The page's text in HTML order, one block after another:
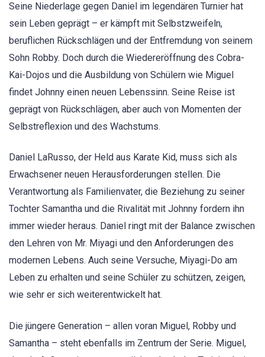
Seine Niederlage gegen Daniel im legendären Turnier hat
sein Leben geprägt – er kämpft mit Selbstzweifeln,
beruflichen Rückschlägen und der Entfremdung von seinem
Sohn Robby. Doch durch die Wiedereröffnung des Cobra-
Kai-Dojos und die Ausbildung von Schülern wie Miguel
findet Johnny einen neuen Lebenssinn. Seine Reise ist
geprägt von Rückschlägen, aber auch von Momenten der
Selbstreflexion und des Wachstums.
Daniel LaRusso, der Held aus Karate Kid, muss sich als
Erwachsener neuen Herausforderungen stellen. Die
Verantwortung als Familienvater, die Beziehung zu seiner
Tochter Samantha und die Rivalität mit Johnny fordern ihn
immer wieder heraus. Daniel ringt mit der Balance zwischen
den Lehren von Mr. Miyagi und den Anforderungen des
modernen Lebens. Auch seine Versuche, Miyagi-Do am
Leben zu erhalten und seine Schüler zu schützen, zeigen,
wie sehr er sich weiterentwickelt hat.
Die jüngere Generation – allen voran Miguel, Robby und
Samantha – steht ebenfalls im Zentrum der Serie. Miguel,